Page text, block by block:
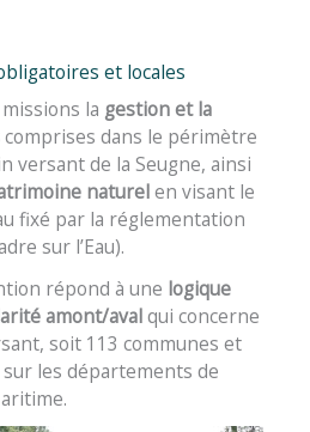
et locales
la gestion et la
comprises dans le périmètre
versant de la Seugne, ainsi
naturelen visant le
fixé par la réglementation
sur l’Eau).
répond à une logique
amont/avalqui concerne
soit 113 communes et
les départements de